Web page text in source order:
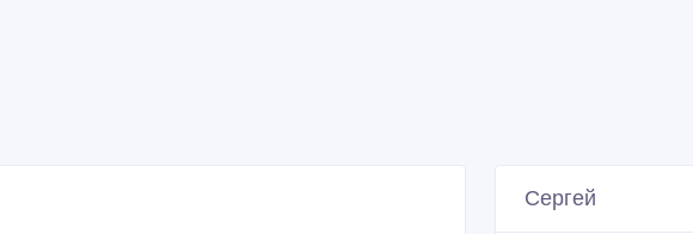
Сергей